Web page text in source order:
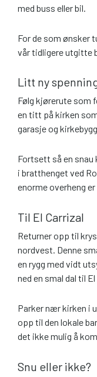
med buss eller bil.
For de som ønsker
vår tidligere utgitte
Litt ny
Følg kjørerute som
en titt på kirken
garasje og
Fortsett så en snau
i bratthenget ved
enorme overheng
Til El Carrizal
Returner opp til
nordvest. Denne
en rygg med vidt
ned en smal dal til
Parker nær kirken i
opp til den lokale
det ikke mulig å
Snu eller ikke?